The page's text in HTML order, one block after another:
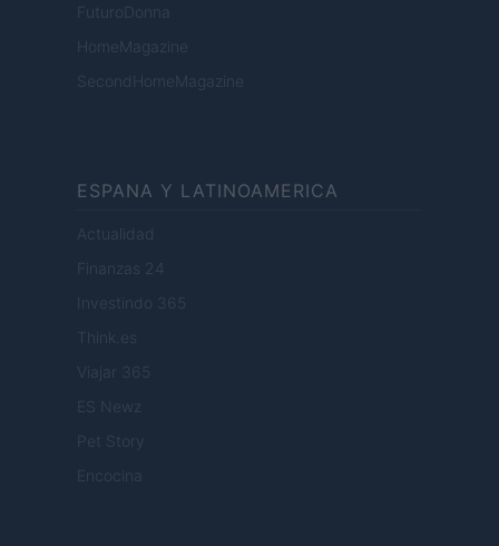
FuturoDonna
HomeMagazine
SecondHomeMagazine
ESPANA Y LATINOAMERICA
Actualidad
Finanzas 24
Investindo 365
Think.es
Viajar 365
ES Newz
Pet Story
Encocina